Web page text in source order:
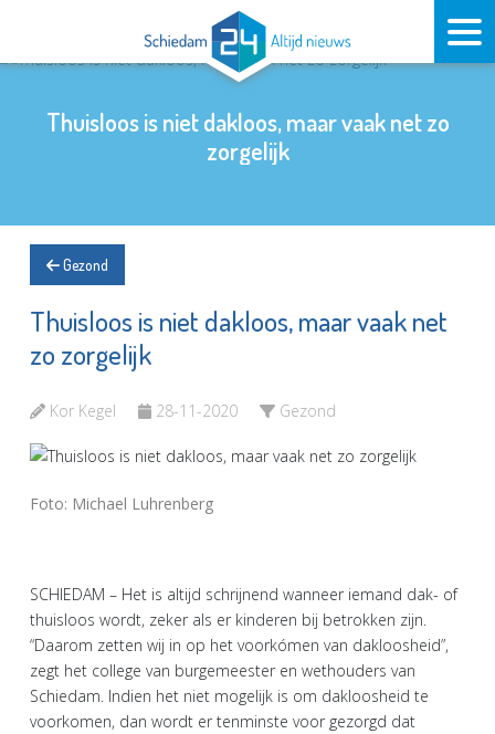
Thuisloos is niet dakloos, maar vaak net zo
zorgelijk
Gezond
Thuisloos is niet dakloos, maar vaak net
zo zorgelijk
Kor Kegel 28-11-2020 Gezond
Foto: Michael Luhrenberg
SCHIEDAM – Het is altijd schrijnend wanneer iemand dak- of
thuisloos wordt, zeker als er kinderen bij betrokken zijn.
“Daarom zetten wij in op het voorkómen van dakloosheid”,
zegt het college van burgemeester en wethouders van
Schiedam. Indien het niet mogelijk is om dakloosheid te
voorkomen, dan wordt er tenminste voor gezorgd dat